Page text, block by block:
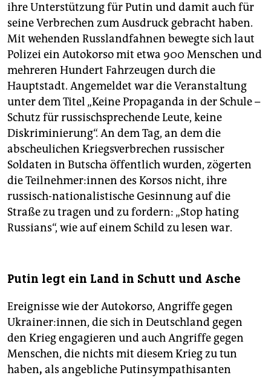
ihre Unterstützung für Putin und damit auch für
seine Verbrechen zum Ausdruck gebracht haben.
Mit wehenden Russlandfahnen bewegte sich laut
Polizei ein Autokorso mit etwa 900 Menschen und
mehreren Hundert Fahrzeugen durch die
Hauptstadt. Angemeldet war die Veranstaltung
unter dem Titel „Keine Propaganda in der Schule –
Schutz für russischsprechende Leute, keine
Diskriminierung“. An dem Tag, an dem die
abscheulichen Kriegsverbrechen russischer
Soldaten in Butscha öffentlich wurden, zögerten
die Teil­neh­me­r:in­nen des Korsos nicht, ihre
russisch-nationalistische Gesinnung auf die
Straße zu tragen und zu fordern: „Stop hating
Russians“, wie auf einem Schild zu lesen war.
Putin legt ein Land in Schutt und Asche
Ereignisse wie der Autokorso, Angriffe gegen
Ukrainer:innen, die sich in Deutschland gegen
den Krieg engagieren und auch Angriffe gegen
Menschen, die nichts mit diesem Krieg zu tun
haben, als angebliche Putinsympathisanten